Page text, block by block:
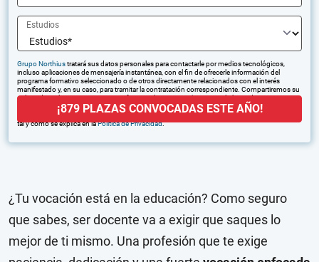
Estudios
Grupo Northiustratará sus datos personales para contactarle por medios tecnológicos,
incluso aplicaciones de mensajería instantánea, con el fin de ofrecerle información del
programa formativo seleccionado o de otros directamente relacionados con el interés
manifestado y, en su caso, para tramitar la contratación correspondiente. Compartiremos su
solicitud con las empresas que conforman el
puedan hacerle llegar la mejor oferta de productos y servicios de acuerdo a su petición.
Quedan reconocidos los derechos de acceso, rectificación, supresión, oposición, limitación,
tal y como se explica en laPolítica de Privacidad.
¡879 PLAZAS CONVOCADAS ESTE AÑO!
¿Tu vocación está en la educación? Como seguro
que sabes, ser docente va a exigir que saques lo
mejor de ti mismo. Una profesión que te exige